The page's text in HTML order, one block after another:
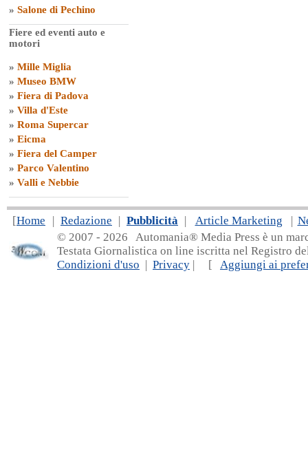
» Salone di Pechino
Fiere ed eventi auto e
motori
» Mille Miglia
» Museo BMW
» Fiera di Padova
» Villa d'Este
» Roma Supercar
» Eicma
» Fiera del Camper
» Parco Valentino
» Valli e Nebbie
[Home | Redazione | Pubblicità | Article Marketing |
© 2007 - 2026 Automania® Media Press è un
Testata Giornalistica on line iscritta nel Registro
Condizioni d'uso | Privacy | [ Aggiungi ai